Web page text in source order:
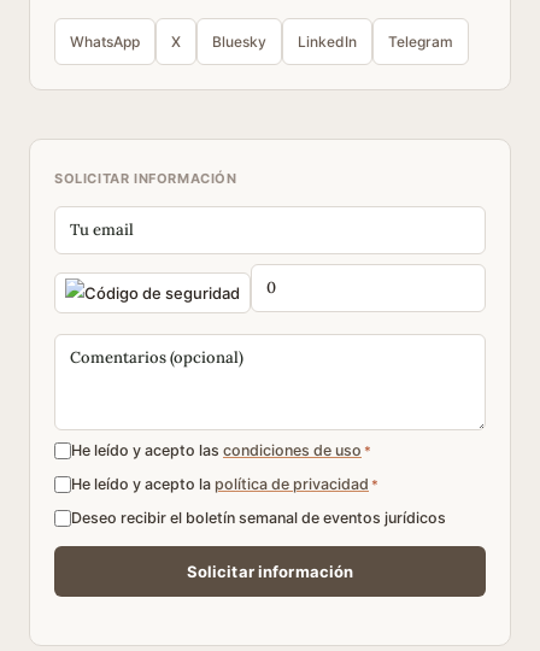
WhatsApp X Bluesky LinkedIn Telegram
SOLICITAR INFORMACIÓN
He leído y acepto las condiciones de uso *
He leído y acepto la política de privacidad *
Deseo recibir el boletín semanal de eventos jurídicos